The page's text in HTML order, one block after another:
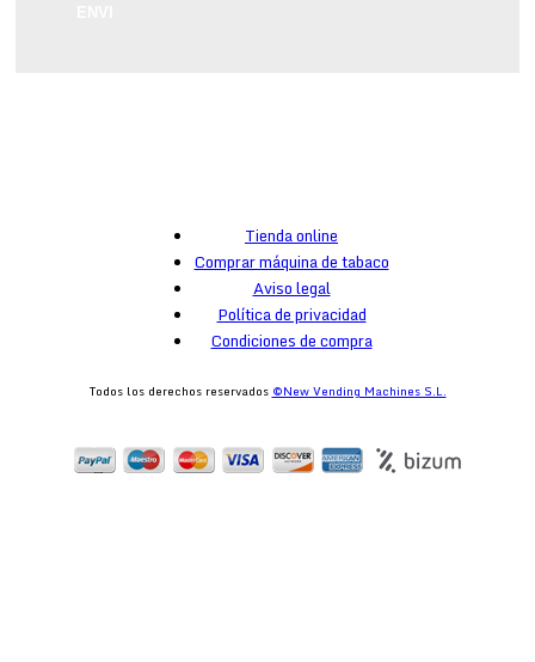
Tienda online
Comprar máquina de tabaco
Aviso legal
Política de privacidad
Condiciones de compra
Todos los derechos reservados ©New Vending Machines S.L.